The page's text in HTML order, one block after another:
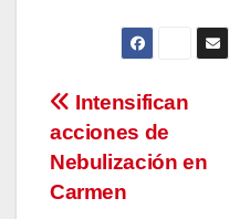
Navegación
de
entradas
Intensifican
acciones de
Nebulización en
Carmen